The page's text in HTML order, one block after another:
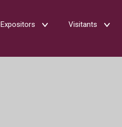
Expositors Visitants